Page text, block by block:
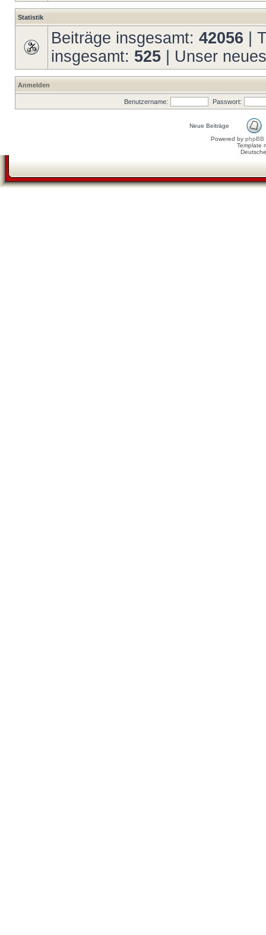
Statistik
Beiträge insgesamt: 42056 |
insgesamt: 525 | Unser
Anmelden
Benutzername: Passwort:
Neue Beiträge
Powered by phpBB
Template